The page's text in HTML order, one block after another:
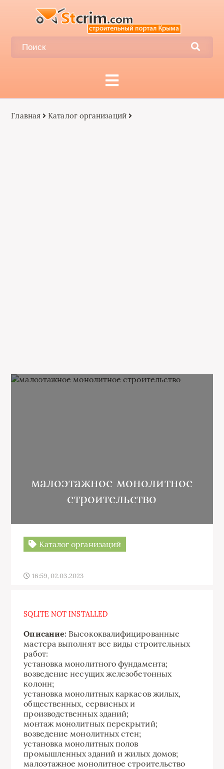
Главная Каталог организаций
малоэтажное монолитное
строительство
Каталог организаций
16:59, 02.03.2023
SQLITE NOT INSTALLED
Описание: Высококвалифицированные
мастера выполнят все виды строительных
работ:
установка монолитного фундамента;
возведение несущих железобетонных
колонн;
установка монолитных каркасов жилых,
общественных, сервисных и
производственных зданий;
монтаж монолитных перекрытий;
возведение монолитных стен;
установка монолитных полов
промышленных зданий и жилых домов;
малоэтажное монолитное строительство